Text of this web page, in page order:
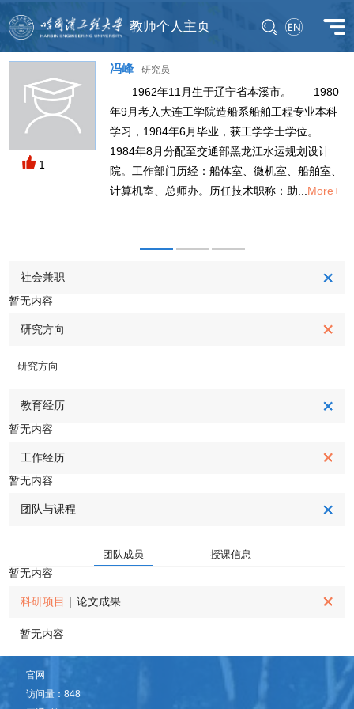
教师个人主页
1
冯峰 研究员
1962年11月生于辽宁省本溪市。 1980
年9月考入大连工学院造船系船舶工程专业本科
学习，1984年6月毕业，获工学学士学位。
1984年8月分配至交通部黑龙江水运规划设计
院。工作部门历经：船体室、微机室、船舶室、
计算机室、总师办。历任技术职称：助... More+
社会兼职
暂无内容
研究方向
研究方向
教育经历
暂无内容
工作经历
暂无内容
团队与课程
团队成员 授课信息
暂无内容
科研项目 | 论文成果
暂无内容
官网
访问量：848